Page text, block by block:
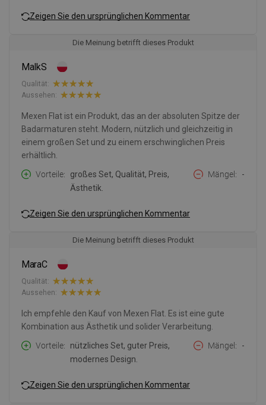
Zeigen Sie den ursprünglichen Kommentar
Die Meinung betrifft dieses Produkt
MalkS
Qualität:
Aussehen:
Mexen Flat ist ein Produkt, das an der absoluten Spitze der
Badarmaturen steht. Modern, nützlich und gleichzeitig in
einem großen Set und zu einem erschwinglichen Preis
erhältlich.
Vorteile
großes Set, Qualität, Preis,
Ästhetik.
Mängel -
Zeigen Sie den ursprünglichen Kommentar
Die Meinung betrifft dieses Produkt
MaraC
Qualität:
Aussehen:
Ich empfehle den Kauf von Mexen Flat. Es ist eine gute
Kombination aus Ästhetik und solider Verarbeitung.
Vorteile
nützliches Set, guter Preis,
modernes Design.
Mängel -
Zeigen Sie den ursprünglichen Kommentar